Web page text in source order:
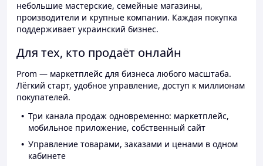
небольшие мастерские, семейные магазины,
производители и крупные компании. Каждая покупка
поддерживает украинский бизнес.
Для тех, кто продаёт онлайн
Prom — маркетплейс для бизнеса любого масштаба.
Лёгкий старт, удобное управление, доступ к миллионам
покупателей.
Три канала продаж одновременно: маркетплейс,
мобильное приложение, собственный сайт
Управление товарами, заказами и ценами в одном
кабинете